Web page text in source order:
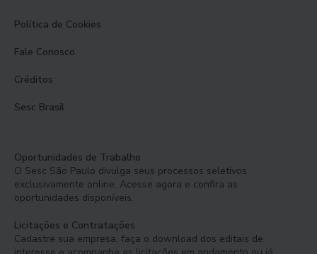
Política de Cookies
Fale Conosco
Créditos
Sesc Brasil
Oportunidades de Trabalho
O Sesc São Paulo divulga seus processos seletivos
exclusivamente online. Acesse agora e confira as
oportunidades disponíveis.
Licitações e Contratações
Cadastre sua empresa, faça o download dos editais de